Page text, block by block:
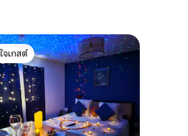
กสต์ที่สุด
จเกสต์